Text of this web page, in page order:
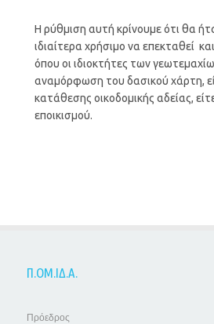
Η ρύθμιση αυτή κρίνουμε ότι θα
ιδιαίτερα χρήσιμο να επεκταθεί
όπου οι ιδιοκτήτες των
αναμόρφωση του δασικού χάρτη,
κατάθεσης οικοδομικής αδείας,
εποικισμού.
Π.ΟΜ.ΙΔ.Α.
Πρόεδρος